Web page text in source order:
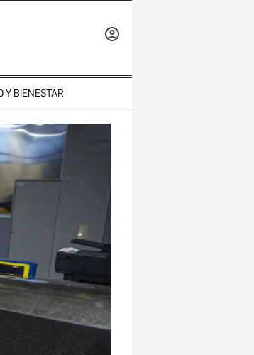
Y BIENESTAR